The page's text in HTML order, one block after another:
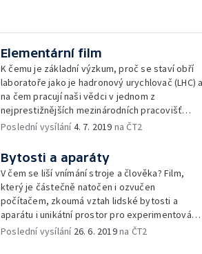
Elementární film
K čemu je základní výzkum, proč se staví obří
laboratoře jako je hadronový urychlovač (LHC)
na čem pracují naši vědci v jednom z
nejprestižnějších mezinárodních pracovišť
CERN?
Poslední vysílání4. 7. 2019 na ČT2
Bytosti a aparáty
V čem se liší vnímání stroje a člověka? Film,
který je částečně natočen i ozvučen
počítačem, zkoumá vztah lidské bytosti a
aparátu i unikátní prostor pro experimentování
s virtuální realitou CAVE.
Poslední vysílání 26. 6. 2019na ČT2